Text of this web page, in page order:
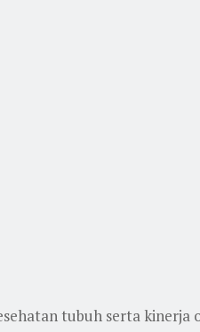
tubuh serta